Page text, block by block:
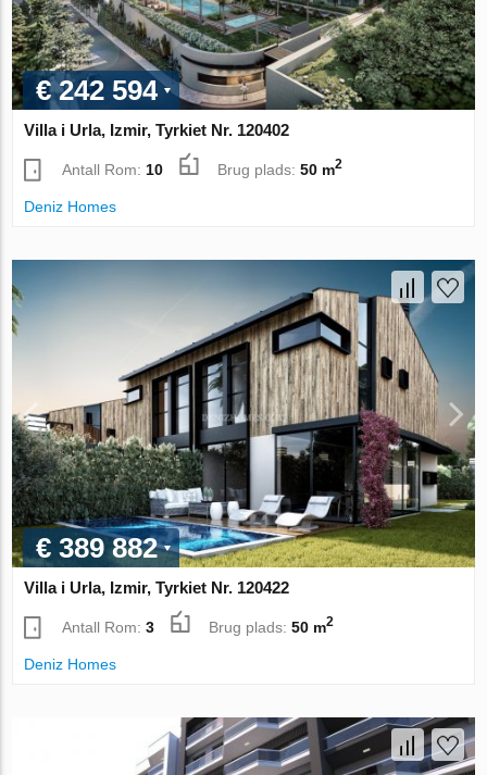
€ 242 594
Villa i Urla, Izmir, Tyrkiet Nr. 120402
Antall Rom: 10 Brug plads:50 m2
Deniz Homes
€ 389 882
Villa i Urla, Izmir, Tyrkiet Nr. 120422
Antall Rom:3 Brug plads:50 m2
Deniz Homes